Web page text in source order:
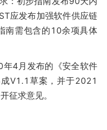
应发布加强软件供应链
南需包含的10余项具体
4月发布的《安全软件
V1.1草案，并于2021
征求意见。